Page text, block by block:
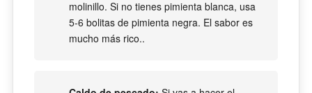
molinillo. Si no tienes pimienta blanca, usa
5-6 bolitas de pimienta negra. El sabor es
mucho más rico..